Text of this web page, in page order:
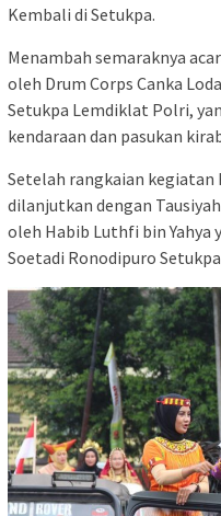
Kembali di Setukpa.
Menambah semaraknya
oleh Drum Corps Canka
Setukpa Lemdiklat Polri,
kendaraan dan pasukan
Setelah rangkaian kegiatan
dilanjutkan dengan
oleh Habib Luthfi bin Yahya
Soetadi Ronodipuro